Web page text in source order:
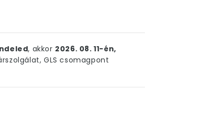
, akkor 2026. 08. 11-én,
GLS csomagpont